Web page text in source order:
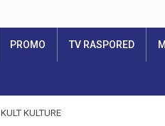
PROMO TV RASPORED
KULT KULTURE